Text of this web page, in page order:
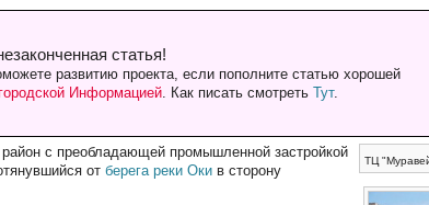
статья!
развитию проекта, если пополните статью хорошей
Информацией. Как писать смотреть Тут.
ТЦ
с преобладающей промышленной застройкой
отберега реки Оки в сторону